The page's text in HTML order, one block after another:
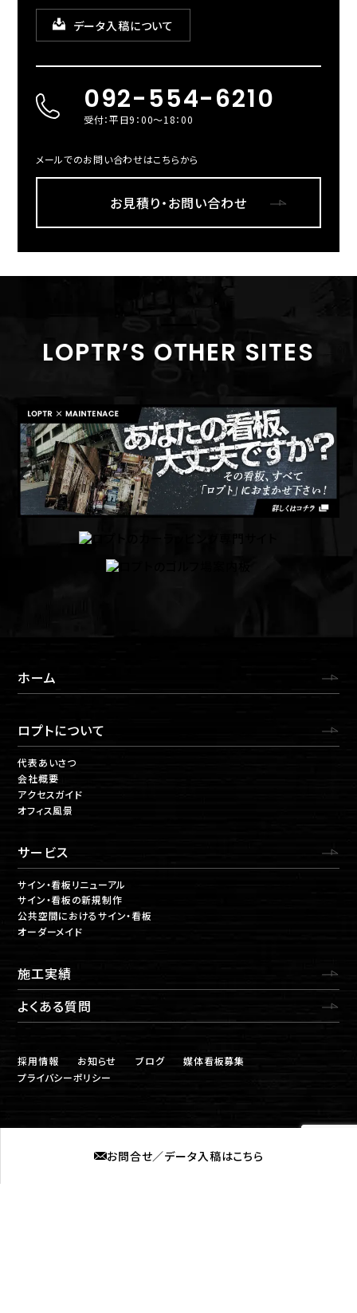
お問合せ／データ入稿はこちら
データ入稿について
092-554-6210
受付：平日9：00～18：00
メールでのお問い合わせはこちらから
お見積り・お問い合わせ
LOPTR’S OTHER SITES
ホーム
ロプトについて
代表あいさつ
会社概要
アクセスガイド
オフィス風景
サービス
サイン・看板リニューアル
サイン・看板の新規制作
公共空間におけるサイン・看板
オーダーメイド
施工実績
よくある質問
採用情報 お知らせ ブログ
媒体看板募集
プライバシーポリシー